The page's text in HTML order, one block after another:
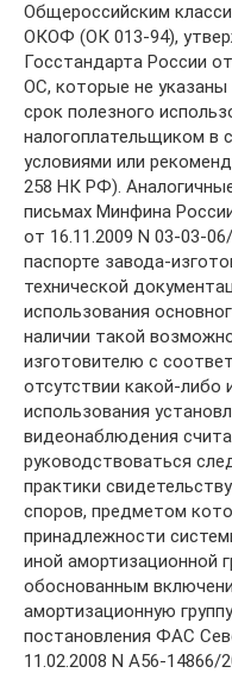
Общероссийским
ОКОФ (ОК 013-94),
Госстандарта России
ОС, которые не указаны
срок полезного
налогоплательщиком в
условиями или
258 НК РФ).
письмах Минфина
от 16.11.2009 N 03-03-
паспорте завода-
технической
использования
наличии такой
изготовителю с
отсутствии какой-либо
использования
видеонаблюдения
руководствоваться
практики
споров, предметом
принадлежности
иной амортизационной
обоснованным
амортизационную
постановления ФАС
11.02.2008 N А56-14866/